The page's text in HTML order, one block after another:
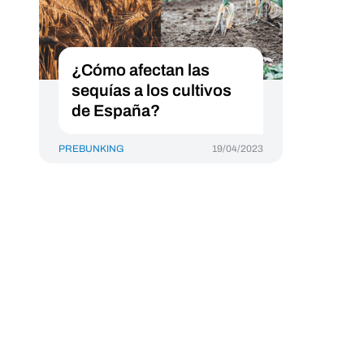
¿Cómo afectan las
sequías a los cultivos
de España?
PREBUNKING 19/04/2023